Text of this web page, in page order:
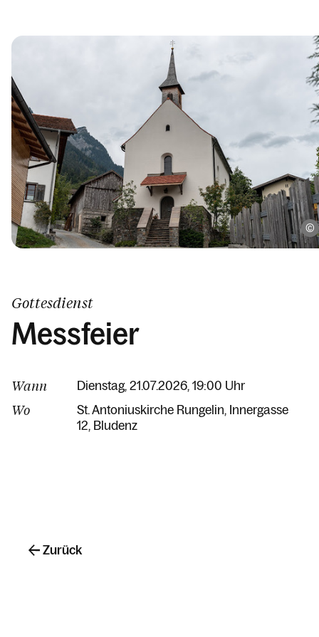
Gottesdienst
Messfeier
Wann Dienstag, 21.07.2026, 19:00 Uhr
Wo St. Antoniuskirche Rungelin
Innergasse
12 Bludenz
Zurück